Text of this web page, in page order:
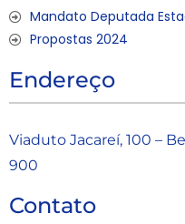
Mandato Deputada
Propostas 2024
Endereço
Viaduto Jacareí, 100 –
900
Contato